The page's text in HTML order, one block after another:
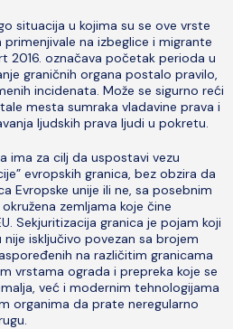
situacija u kojima su se ove vrste
na izbeglice i migrante
2016. označava početak perioda u
graničnih organa postalo pravilo,
incidenata. Može se sigurno reći
mesta sumraka vladavine prava i
ljudskih prava ljudi u pokretu.
ima za cilj da uspostavi vezu
evropskih granica, bez obzira da
Evropske unije ili ne, sa posebnim
zemljama koje čine
Sekjuritizacija granica je pojam koji
isključivo povezan sa brojem
na različitim granicama
vrstama ograda i prepreka koje se
već i modernim tehnologijama
organima da prate neregularno